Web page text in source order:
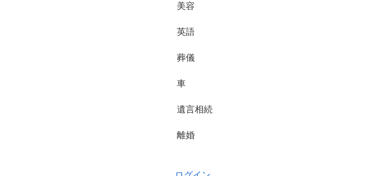
美容
英語
葬儀
車
遺言相続
離婚